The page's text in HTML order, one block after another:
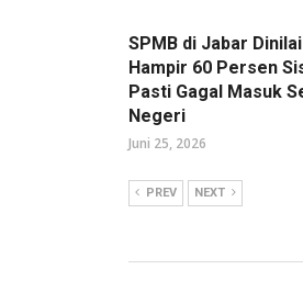
SPMB di Jabar
Hampir 60 Persen
Pasti Gagal Masuk
Negeri
Juni 25, 2026
PREV NEXT